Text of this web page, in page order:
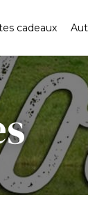
cadeaux